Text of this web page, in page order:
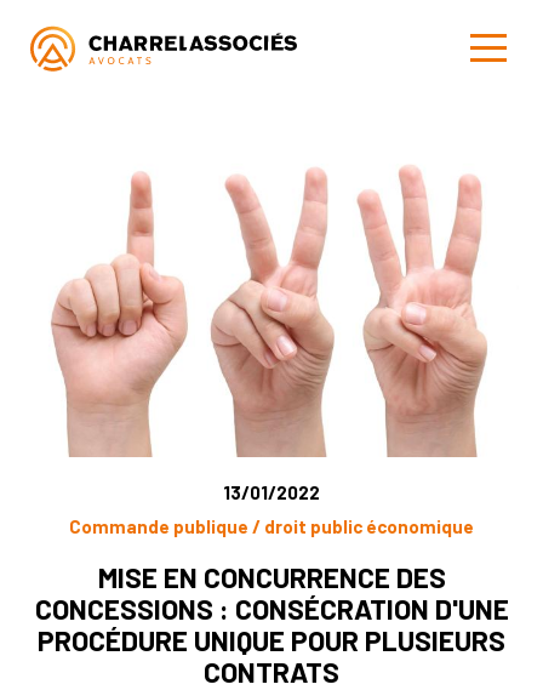
13/01/2022
Commande publique / droit public économique
MISE EN CONCURRENCE DES
CONCESSIONS : CONSÉCRATION D'UNE
PROCÉDURE UNIQUE POUR PLUSIEURS
CONTRATS